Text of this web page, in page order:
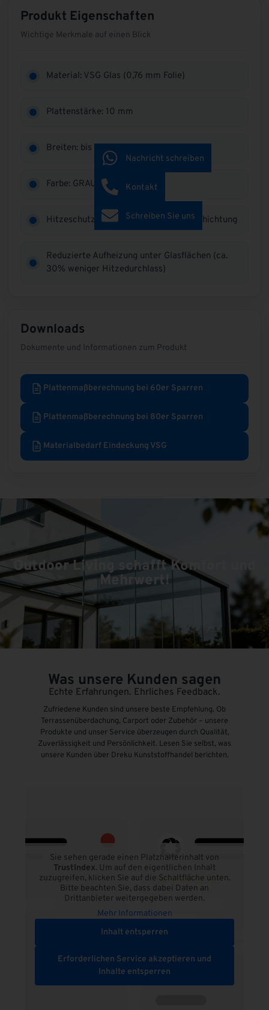
Produkt Eigenschaften
Wichtige Merkmale auf einen Blick
Material: VSG Glas (0,76 mm Folie)
Plattenstärke: 10 mm
Breiten: bis 850 mm
Farbe: GRAU
Hitzeschutz durch reflektierende Beschichtung
Reduzierte Aufheizung unter Glasflächen (ca.
30% weniger Hitzedurchlass)
Downloads
Dokumente und Informationen zum Produkt
Plattenmaßberechnung bei 60er Sparren
Plattenmaßberechnung bei 80er Sparren
Materialbedarf Eindeckung VSG
Outdoor Living schafft Komfort und
Mehrwert!
Was unsere Kunden sagen
Echte Erfahrungen. Ehrliches Feedback.
Zufriedene Kunden sind unsere beste Empfehlung. Ob
Terrassenüberdachung, Carport oder Zubehör – unsere
Produkte und unser Service überzeugen durch Qualität,
Zuverlässigkeit und Persönlichkeit. Lesen Sie selbst, was
unsere Kunden über Dreku Kunststoffhandel berichten.
Sie sehen gerade einen Platzhalterinhalt von
TrustIndex. Um auf den eigentlichen Inhalt
zuzugreifen, klicken Sie auf die Schaltfläche unten.
Bitte beachten Sie, dass dabei Daten an
Drittanbieter weitergegeben werden.
Mehr Informationen
Inhalt entsperren
Erforderlichen Service akzeptieren und
Inhalte entsperren
Nachricht schreiben
Kontakt
Schreiben Sie uns